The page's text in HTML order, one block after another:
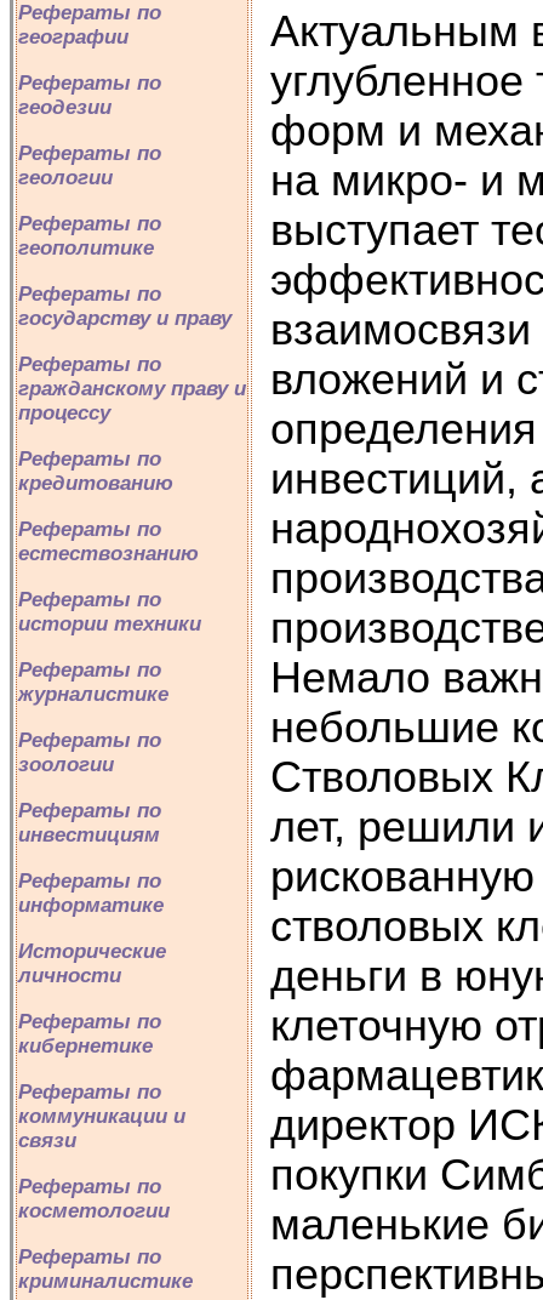
Рефераты по
географии
Рефераты по
геодезии
Рефераты по
геологии
Рефераты по
геополитике
Рефераты по
государству и праву
Рефераты по
гражданскому праву и
процессу
Рефераты по
кредитованию
Рефераты по
естествознанию
Рефераты по
истории техники
Рефераты по
журналистике
Рефераты по
зоологии
Рефераты по
инвестициям
Рефераты по
информатике
Исторические
личности
Рефераты по
кибернетике
Рефераты по
коммуникации и
связи
Рефераты по
косметологии
Рефераты по
криминалистике
Актуальным
форм и
на микро- и
выступает
вложений и
определения
инвестиций,
Немало
небольшие
Стволовых
лет, решили
стволовых
деньги в
клеточную
директор
покупки
маленькие